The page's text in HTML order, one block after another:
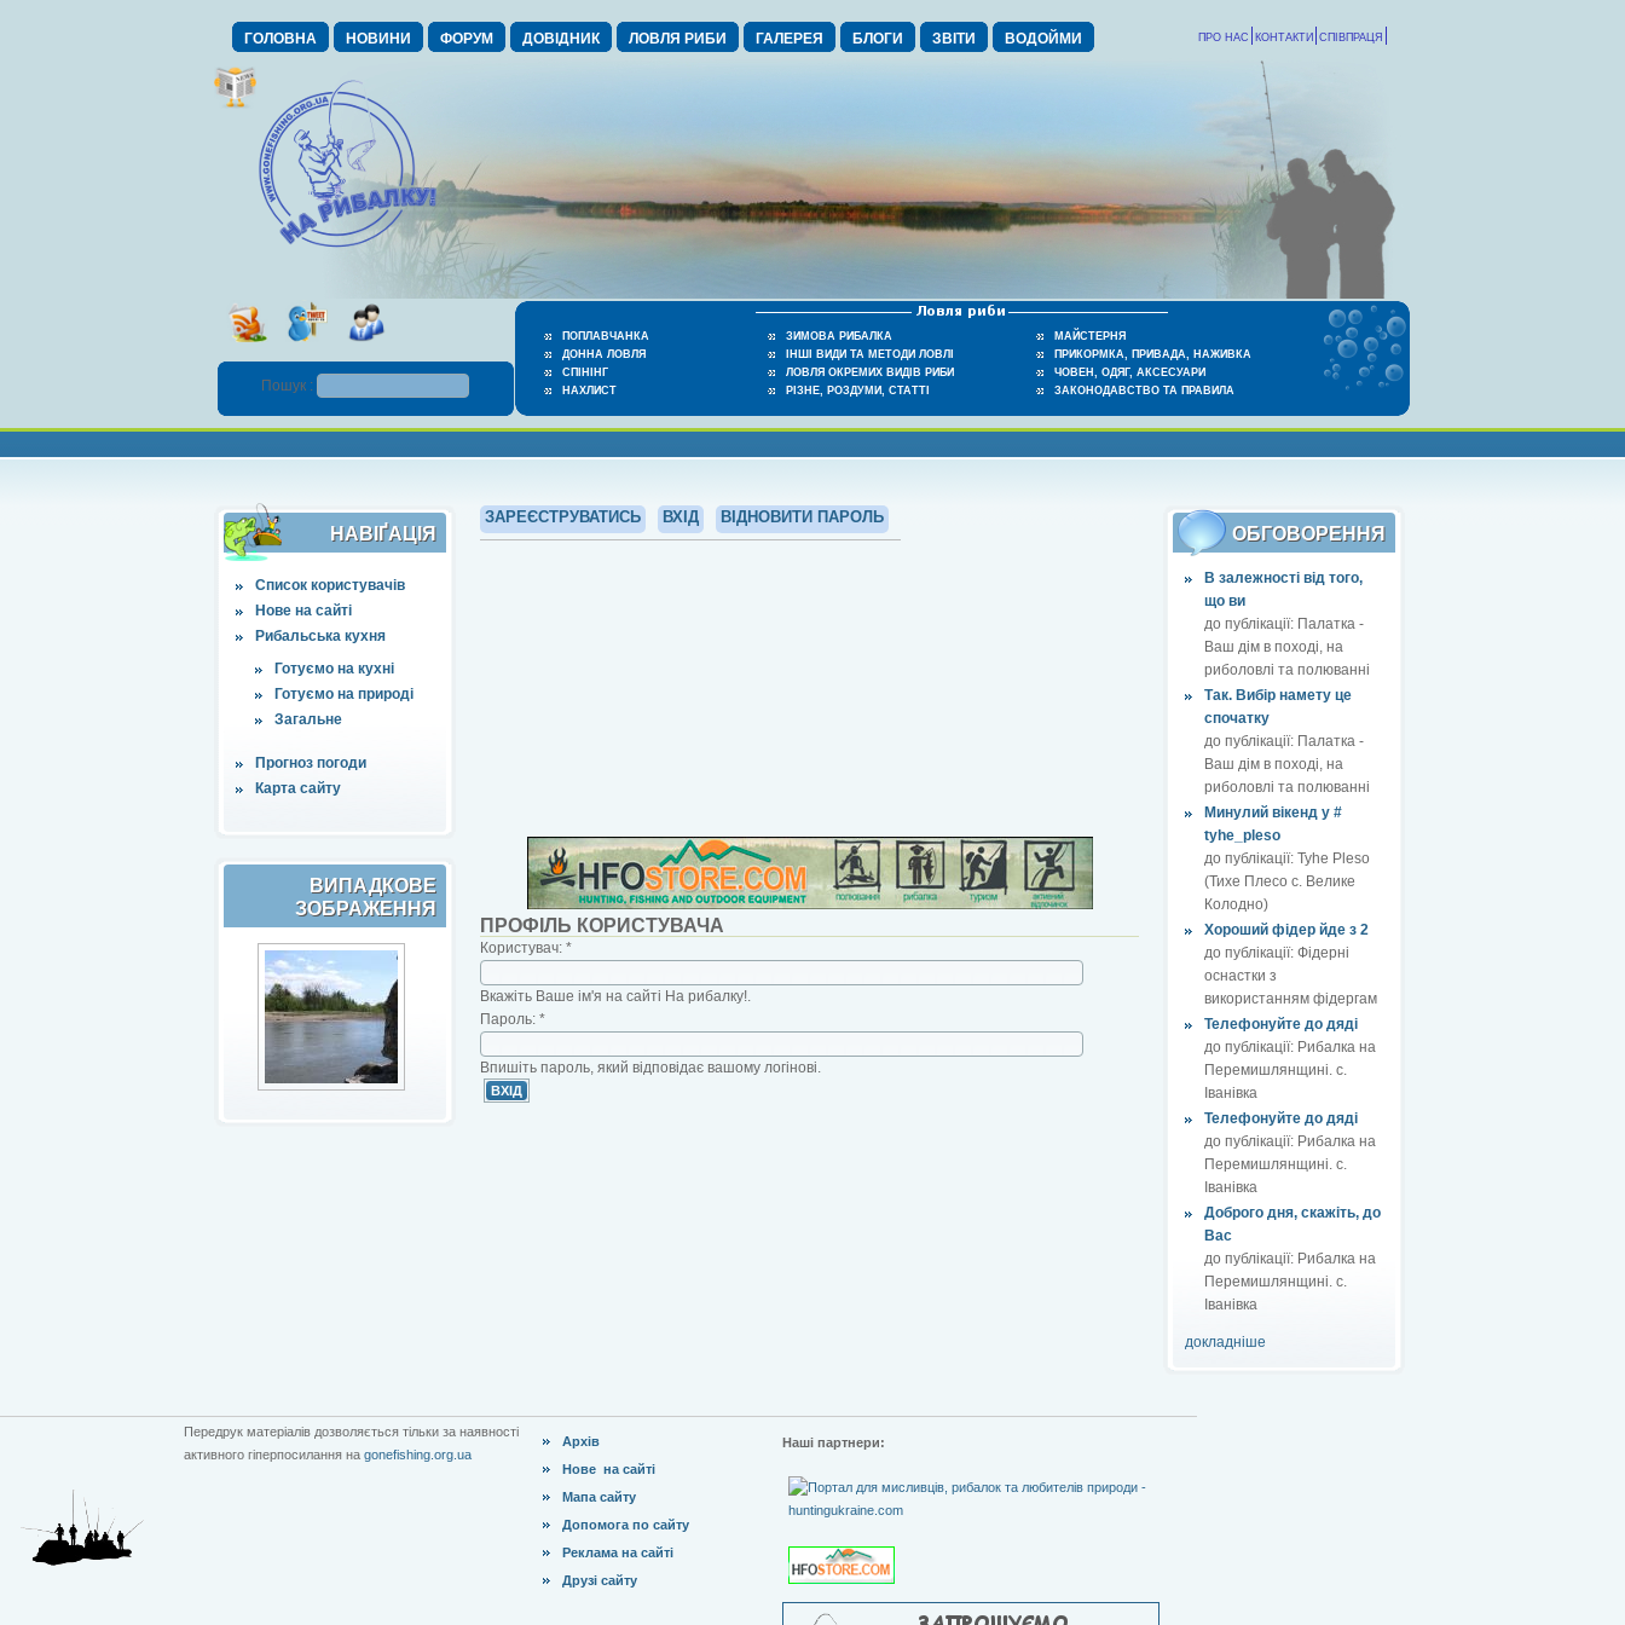
ГОЛОВНА НОВИНИ ФОРУМ ДОВІДНИК ЛОВЛЯ РИБИ ГАЛЕРЕЯ БЛОГИ ЗВІТИ ВОДОЙМИ СПІВПРАЦЯ
КОНТАКТИ
ПРО НАС
ПОПЛАВЧАНКА
ДОННА ЛОВЛЯ
СПІНІНГ
НАХЛИСТ
ЗИМОВА РИБАЛКА
ІНШІ ВИДИ ТА МЕТОДИ ЛОВЛІ
ЛОВЛЯ ОКРЕМИХ ВИДІВ РИБИ
РІЗНЕ, РОЗДУМИ, СТАТТІ
МАЙСТЕРНЯ
ПРИКОРМКА, ПРИВАДА, НАЖИВКА
ЧОВЕН, ОДЯГ, АКСЕСУАРИ
ЗАКОНОДАВСТВО ТА ПРАВИЛА
Пошук :
НАВІҐАЦІЯ
Список користувачів
Нове на сайті
Рибальська кухня
Готуємо на кухні
Готуємо на природі
Загальне
Прогноз погоди
Карта сайту
ВИПАДКОВЕ
ЗОБРАЖЕННЯ
ЗАРЕЄСТРУВАТИСЬ ВХІД ВІДНОВИТИ ПАРОЛЬ
ОБГОВОРЕННЯ
В залежності від того,
що ви
до публікації: Палатка -
Ваш дім в поході, на
риболовлі та полюванні
Так. Вибір намету це
спочатку
до публікації: Палатка -
Ваш дім в поході, на
риболовлі та полюванні
Минулий вікенд у #
tyhe_pleso
до публікації: Tyhe Pleso
(Тихе Плесо с. Велике
Колодно)
Хороший фідер йде з 2
до публікації: Фідерні
оснастки з
використанням фідергам
Телефонуйте до дяді
до публікації: Рибалка на
Перемишлянщині. с.
Іванівка
Телефонуйте до дяді
до публікації: Рибалка на
Перемишлянщині. с.
Іванівка
Доброго дня, скажіть, до
Вас
до публікації: Рибалка на
Перемишлянщині. с.
Іванівка
докладніше
ПРОФІЛЬ КОРИСТУВАЧА
Користувач: *
Вкажіть Ваше ім'я на сайті На рибалку!.
Пароль: *
Впишіть пароль, який відповідає вашому логінові.
Передрук матеріалів дозволяється тільки за наявності
активного гіперпосилання на gonefishing.org.ua
Архів
Нове на сайті
Мапа сайту
Допомога по сайту
Реклама на сайті
Друзі сайту
Наші партнери: